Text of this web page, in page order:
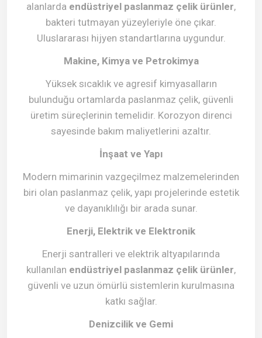
alanlarda endüstriyel paslanmaz çelik ürünler,
bakteri tutmayan yüzeyleriyle öne çıkar.
Uluslararası hijyen standartlarına uygundur.
Makine, Kimya ve Petrokimya
Yüksek sıcaklık ve agresif kimyasalların
bulunduğu ortamlarda paslanmaz çelik, güvenli
üretim süreçlerinin temelidir. Korozyon direnci
sayesinde bakım maliyetlerini azaltır.
İnşaat ve Yapı
Modern mimarinin vazgeçilmez malzemelerinden
biri olan paslanmaz çelik, yapı projelerinde estetik
ve dayanıklılığı bir arada sunar.
Enerji, Elektrik ve Elektronik
Enerji santralleri ve elektrik altyapılarında
kullanılan endüstriyel paslanmaz çelik ürünler,
güvenli ve uzun ömürlü sistemlerin kurulmasına
katkı sağlar.
Denizcilik ve Gemi